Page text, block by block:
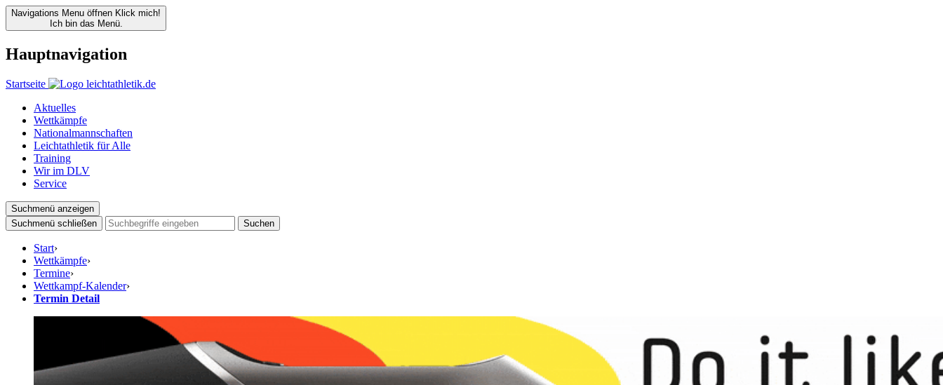
Navigations Menu öffnen Klick mich!
Ich bin das Menü.
Hauptnavigation
Startseite
Aktuelles
Wettkämpfe
Nationalmannschaften
Leichtathletik für Alle
Training
Wir im DLV
Service
Suchmenü anzeigen
Suchmenü schließen
Suchen
Start›
Wettkämpfe›
Termine›
Wettkampf-Kalender›
Termin Detail